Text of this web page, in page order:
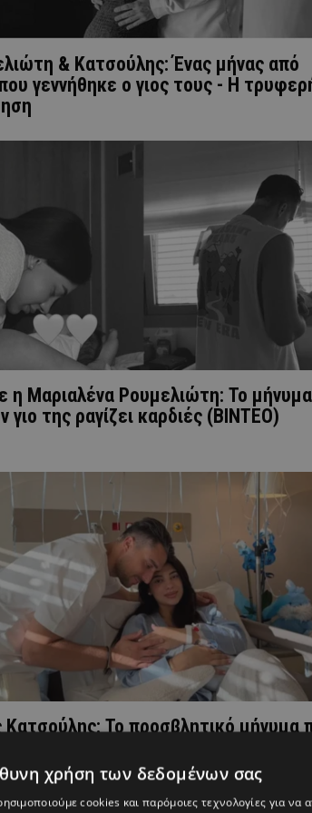
& Κατσούλης: Ένας μήνας από
γεννήθηκε ο γιος τους - Η
η Μαριαλένα Ρουμελιώτη: Το μήνυμα
γιο της ραγίζει καρδιές (ΒΙΝΤΕΟ)
Κατσούλης: Το προσβλητικό μήνυμα
του
χρήση των δεδομένων σας
cookies και παρόμοιες τεχνολογίες για να